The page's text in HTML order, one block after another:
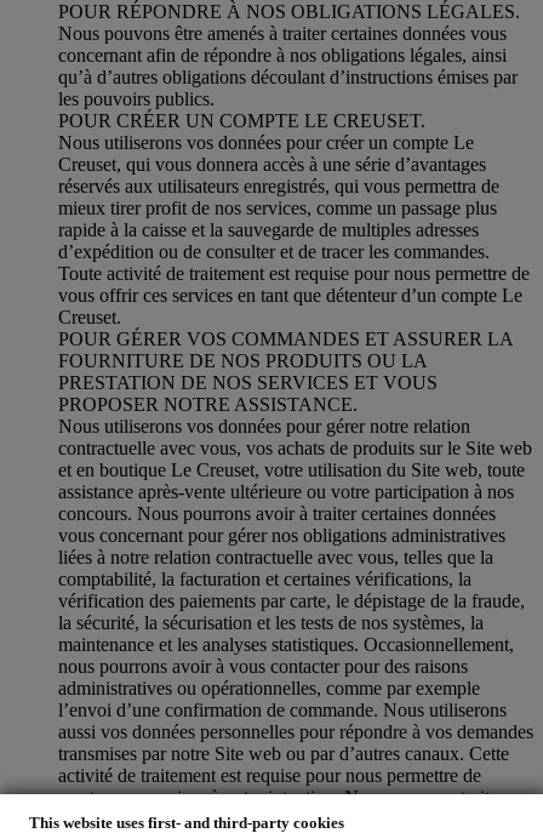
This website uses first- and third-party cookies
POUR RÉPONDRE À NOS OBLIGATIONS LÉGALES.
Nous pouvons être amenés à traiter certaines données vous
concernant afin de répondre à nos obligations légales, ainsi
qu’à d’autres obligations découlant d’instructions émises par
les pouvoirs publics.
POUR CRÉER UN COMPTE LE CREUSET.
Nous utiliserons vos données pour créer un compte Le
Creuset, qui vous donnera accès à une série d’avantages
réservés aux utilisateurs enregistrés, qui vous permettra de
mieux tirer profit de nos services, comme un passage plus
rapide à la caisse et la sauvegarde de multiples adresses
d’expédition ou de consulter et de tracer les commandes.
Toute activité de traitement est requise pour nous permettre de
vous offrir ces services en tant que détenteur d’un compte Le
Creuset.
POUR GÉRER VOS COMMANDES ET ASSURER LA
FOURNITURE DE NOS PRODUITS OU LA
PRESTATION DE NOS SERVICES ET VOUS
PROPOSER NOTRE ASSISTANCE.
Nous utiliserons vos données pour gérer notre relation
contractuelle avec vous, vos achats de produits sur le Site web
et en boutique Le Creuset, votre utilisation du Site web, toute
assistance après-vente ultérieure ou votre participation à nos
concours. Nous pourrons avoir à traiter certaines données
vous concernant pour gérer nos obligations administratives
liées à notre relation contractuelle avec vous, telles que la
comptabilité, la facturation et certaines vérifications, la
vérification des paiements par carte, le dépistage de la fraude,
la sécurité, la sécurisation et les tests de nos systèmes, la
maintenance et les analyses statistiques. Occasionnellement,
nous pourrons avoir à vous contacter pour des raisons
administratives ou opérationnelles, comme par exemple
l’envoi d’une confirmation de commande. Nous utiliserons
aussi vos données personnelles pour répondre à vos demandes
transmises par notre Site web ou par d’autres canaux. Cette
activité de traitement est requise pour nous permettre de
prester nos services à votre intention. Nous pouvons traiter
vos données en fonction de notre intérêt légitime (dûment